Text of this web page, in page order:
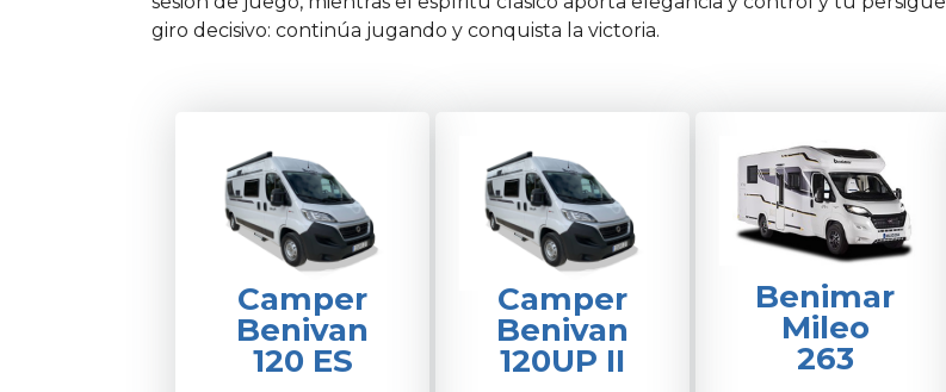
giro decisivo: continúa jugando y conquista la victoria.
Camper
Benivan
120 ES
Camper
Benivan
120UP II
Benimar
Mileo
263